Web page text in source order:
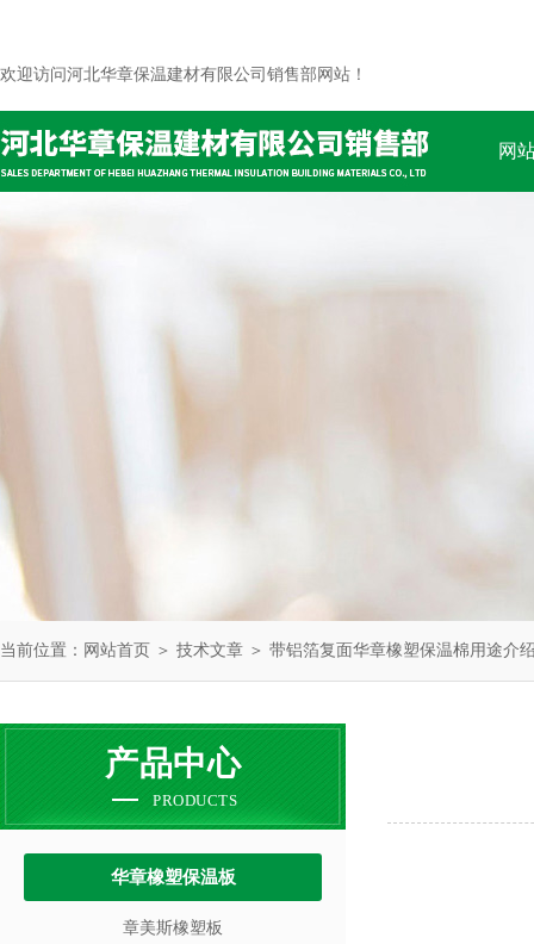
欢迎访问河北华章保温建材有限公司销售部网站！
网
当前位置： 网站首页 ＞ 技术文章 ＞ 带铝箔复面华章橡塑保温棉用途介
产品中心
PRODUCTS
华章橡塑保温板
章美斯橡塑板